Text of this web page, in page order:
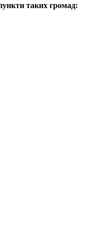
таких громад: